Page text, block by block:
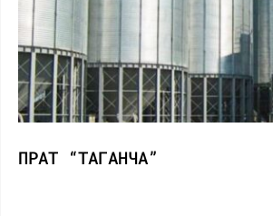
ПРАТ “ТАГАНЧА”